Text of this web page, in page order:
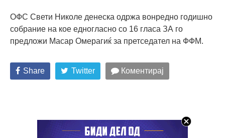
ОФС Свети Николе денеска одржа вонредно годишно
собрание на кое едногласно со 16 гласа ЗА го
предложи Масар Омерагиќ за претседател на ФФМ.
Share Twitter Коментирај